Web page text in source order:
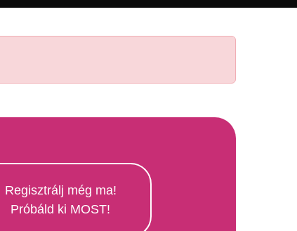
Regisztrálj még ma!
Próbáld ki MOST!